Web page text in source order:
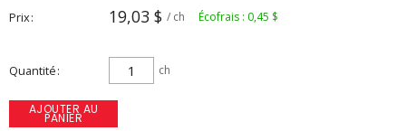
Prix 19,03 $ / ch Écofrais : 0,45 $
Quantité ch
AJOUTER AU
PANIER